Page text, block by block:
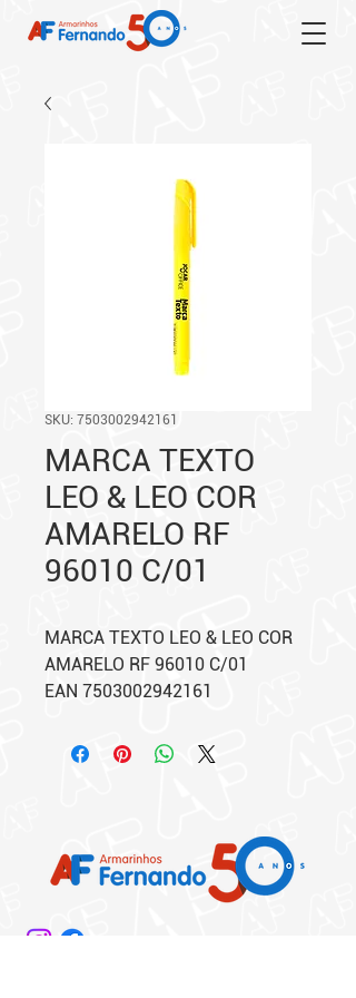
SKU: 7503002942161
MARCA TEXTO
LEO & LEO COR
AMARELO RF
96010 C/01
MARCA TEXTO LEO & LEO COR
AMARELO RF 96010 C/01
EAN 7503002942161